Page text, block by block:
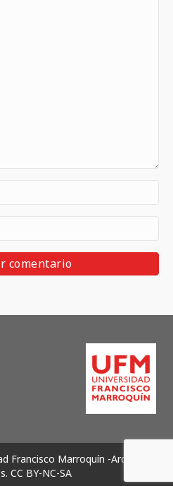
Francisco Marroquín -Archivos
CC BY-NC-SA